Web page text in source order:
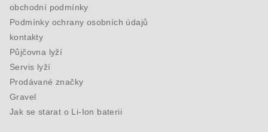
obchodní podmínky
Podmínky ochrany osobních údajů
kontakty
Půjčovna lyží
Servis lyží
Prodávané značky
Gravel
Jak se starat o Li-Ion baterii